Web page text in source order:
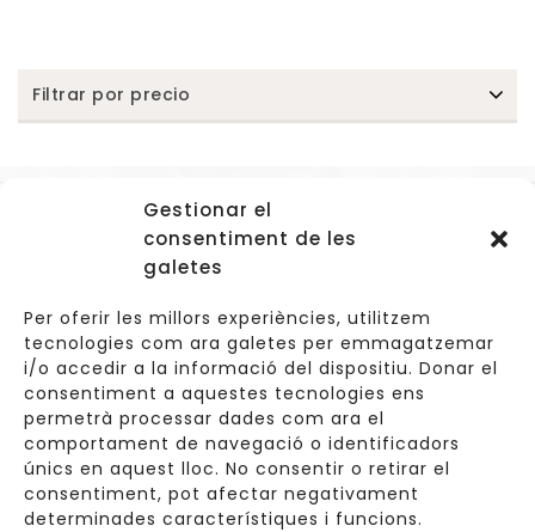
Gestionar el
consentiment de les
galetes
Per oferir les millors experiències, utilitzem
tecnologies com ara galetes per emmagatzemar
i/o accedir a la informació del dispositiu. Donar el
consentiment a aquestes tecnologies ens
permetrà processar dades com ara el
comportament de navegació o identificadors
únics en aquest lloc. No consentir o retirar el
consentiment, pot afectar negativament
determinades característiques i funcions.
Filtrar por precio
Carrer de Valldoreix 45, 08172 Sant Cugat del Vallès
933 157 807 | 691967537
info@cuinetes.shop